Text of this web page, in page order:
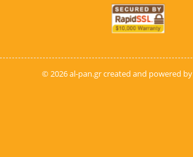
© 2026 al-pan.gr created and powered by